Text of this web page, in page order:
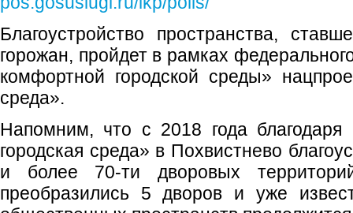
Благоустройство пространства,
горожан, пройдет в рамках
комфортной городской среды»
среда».
Напомним, что с 2018 года
городская среда» в Похвистнево
и более 70-ти дворовых
преобразились 5 дворов и уже